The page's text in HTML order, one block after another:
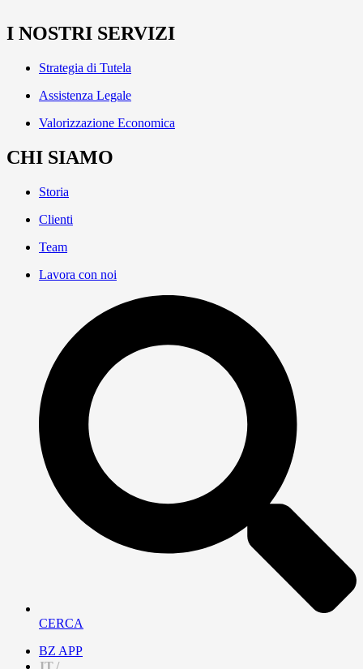
I NOSTRI SERVIZI
Strategia di Tutela
Assistenza Legale
Valorizzazione Economica
CHI SIAMO
Storia
Clienti
Team
Lavora con noi
CERCA
BZ APP
IT